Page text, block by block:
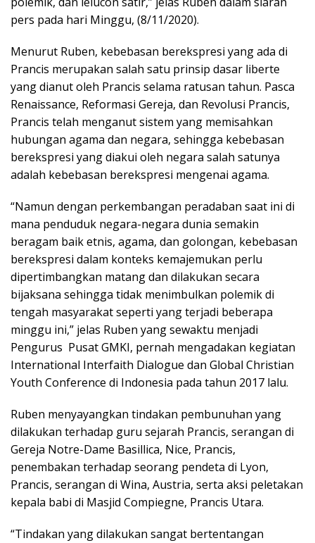
pers pada hari Minggu, (8/11/2020).
Menurut Ruben, kebebasan berekspresi yang ada di
Prancis merupakan salah satu prinsip dasar liberte
yang dianut oleh Prancis selama ratusan tahun. Pasca
Renaissance, Reformasi Gereja, dan Revolusi Prancis,
Prancis telah menganut sistem yang memisahkan
hubungan agama dan negara, sehingga kebebasan
berekspresi yang diakui oleh negara salah satunya
adalah kebebasan berekspresi mengenai agama.
“Namun dengan perkembangan peradaban saat ini di
mana penduduk negara-negara dunia semakin
beragam baik etnis, agama, dan golongan, kebebasan
berekspresi dalam konteks kemajemukan perlu
dipertimbangkan matang dan dilakukan secara
bijaksana sehingga tidak menimbulkan polemik di
tengah masyarakat seperti yang terjadi beberapa
minggu ini,” jelas Ruben yang sewaktu menjadi
Pengurus Pusat GMKI, pernah mengadakan kegiatan
International Interfaith Dialogue dan Global Christian
Youth Conference di Indonesia pada tahun 2017 lalu.
Ruben menyayangkan tindakan pembunuhan yang
dilakukan terhadap guru sejarah Prancis, serangan di
Gereja Notre-Dame Basillica, Nice, Prancis,
penembakan terhadap seorang pendeta di Lyon,
Prancis, serangan di Wina, Austria, serta aksi peletakan
kepala babi di Masjid Compiegne, Prancis Utara.
“Tindakan yang dilakukan sangat bertentangan